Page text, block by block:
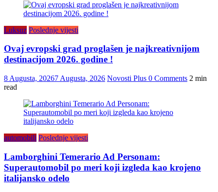
Luksuz Poslednje vijesti
Ovaj evropski grad proglašen je najkreativnijom
destinacijom 2026. godine !
8 Augusta, 20267 Augusta, 2026 Novosti Plus 0 Comments 2 min
read
automobili Poslednje vijesti
Lamborghini Temerario Ad Personam:
Superautomobil po meri koji izgleda kao krojeno
italijansko odelo